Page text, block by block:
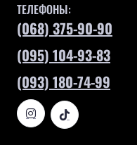
ТЕЛЕФОНЫ:
(068) 375-90-90
(095) 104-93-83
(093) 180-74-99